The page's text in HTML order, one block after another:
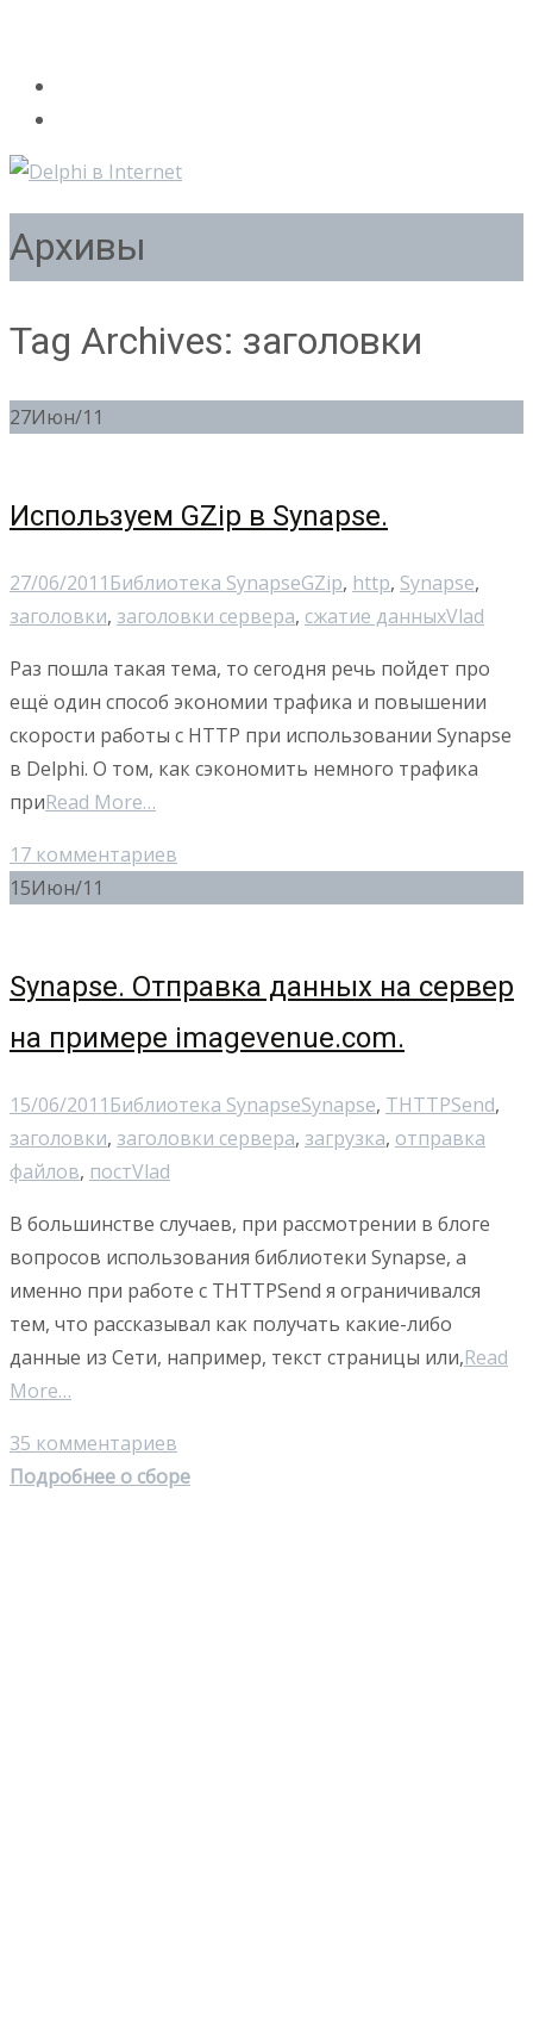
Архивы
Tag Archives: заголовки
27Июн/11
Используем GZip в Synapse.
27/06/2011 Библиотека SynapseGZip, http, Synapse,
заголовки, заголовки сервера, сжатие данныхVlad
Раз пошла такая тема, то сегодня речь пойдет про
ещё один способ экономии трафика и повышении
скорости работы с HTTP при использовании Synapse
в Delphi. О том, как сэкономить немного трафика
приRead More…
17 комментариев
15Июн/11
Synapse. Отправка данных на сервер
на примере imagevenue.com.
15/06/2011 Библиотека SynapseSynapse, THTTPSend,
заголовки, заголовки сервера, загрузка, отправка
файлов, постVlad
В большинстве случаев, при рассмотрении в блоге
вопросов использования библиотеки Synapse, а
именно при работе с THTTPSend я ограничивался
тем, что рассказывал как получать какие-либо
данные из Сети, например, текст страницы или,Read
More…
35 комментариев
Подробнее о сборе